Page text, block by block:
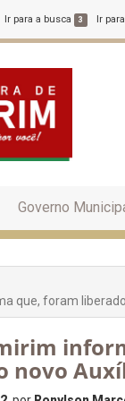
Ir para a busca 3 Ir
Governo
que, foram
novo